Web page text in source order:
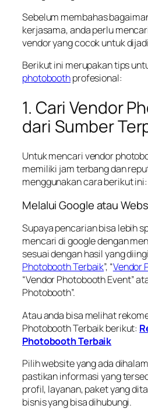
Sebelum membahas
kerjasama, anda perlu
vendor yang cocok untuk
Berikut ini merupakan tips
photoboothprofesional:
1. Cari Vendor
dari Sumber
Untuk mencari vendor
memiliki jam terbang dan
menggunakan cara berikut ini:
Melalui Google atau
Supaya pencarian bisa lebih
mencari di google dengan
sesuai dengan hasil yang
Photobooth Terbaik”, “Vendor
“Vendor Photobooth Event”
Photobooth”.
Atau anda bisa melihat
Photobooth Terbaik berikut:
Photobooth Terbaik
Pilih website yang ada
pastikan informasi yang
profil, layanan, paket yang
bisnis yang bisa dihubungi.